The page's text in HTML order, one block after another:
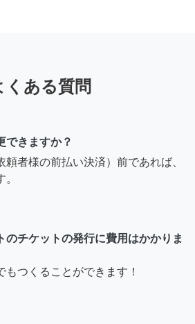
くある質問
できますか？
頼者様の前払い決済）前であれば、
のチケットの発行に費用はかかりま
もつくることができます！